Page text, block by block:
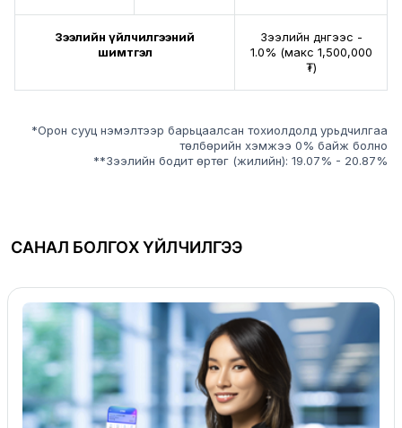
Зээлийн үйлчилгээний
шимтгэл
Зээлийн дүнгээс -
1.0% (макс 1,500,000
₮)
*Орон сууц нэмэлтээр барьцаалсан тохиолдолд урьдчилгаа
төлбөрийн хэмжээ 0% байж болно
**Зээлийн бодит өртөг (жилийн): 19.07% - 20.87%
САНАЛ БОЛГОХ ҮЙЛЧИЛГЭЭ